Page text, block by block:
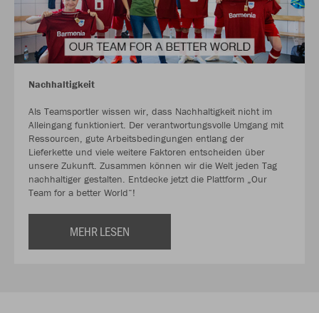
Nachhaltigkeit
Als Teamsportler wissen wir, dass Nachhaltigkeit nicht im
Alleingang funktioniert. Der verantwortungsvolle Umgang mit
Ressourcen, gute Arbeitsbedingungen entlang der
Lieferkette und viele weitere Faktoren entscheiden über
unsere Zukunft. Zusammen können wir die Welt jeden Tag
nachhaltiger gestalten. Entdecke jetzt die Plattform „Our
Team for a better World“!
MEHR LESEN